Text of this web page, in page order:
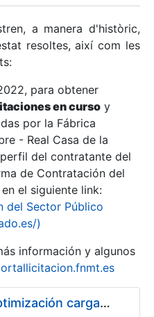
a manera d'històric,
resoltes, així com les
para obtener
en curso y
por la Fábrica
- Real Casa de la
del contratante del
de Contratación del
el siguiente link:
del Sector Público
)
información y algunos
Pliego condiciones optimización cargas compras firmado